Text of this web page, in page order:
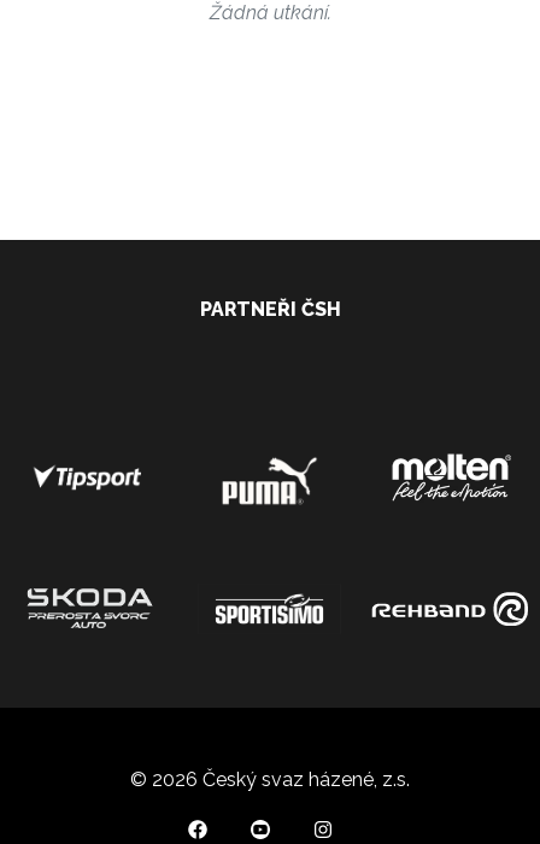
Žádná utkání.
PARTNEŘI ČSH
© 2026 Český svaz házené, z.s.